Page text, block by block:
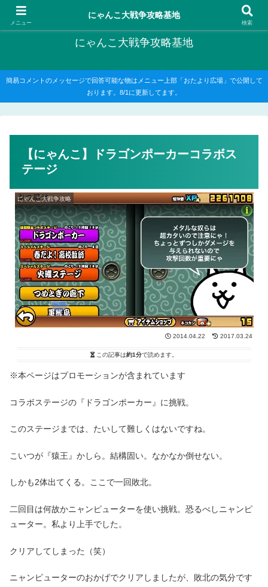
にゃんこ大戦争の攻略がメインですが、他のゲームの記事もたまに書いてます
にゃんこ大戦争攻略基地
簡易コメントのメッセージで回答可能な物はメニュー上部「おたより広場」で公開して
おります。8/1に更新してます。
【にゃんこ】ドラゴンポーカーコラボス
テージ
にゃんこ大戦争攻略
2014.04.22 2017.03.24
この記事は約1分で読めます。
※本ページはプロモーションが含まれています
コラボステージの『ドラゴンポーカー』に挑戦。
このステージまでは、たいして難しくはないですね。
こいつが『猿王』かしら。結構固い。なかなか倒せない。
しかも2体出てくる。ここで一回敗北。
二回目は何故かニャンピューターを使い挑戦。恐るべしニャンピ
ューター。私より上手でした。
クリアしてしまった（笑）
ニャンピューターのおかげでクリアしましたが、敗北の気分です
メニュー
にゃんこ大戦争攻略基地
検索